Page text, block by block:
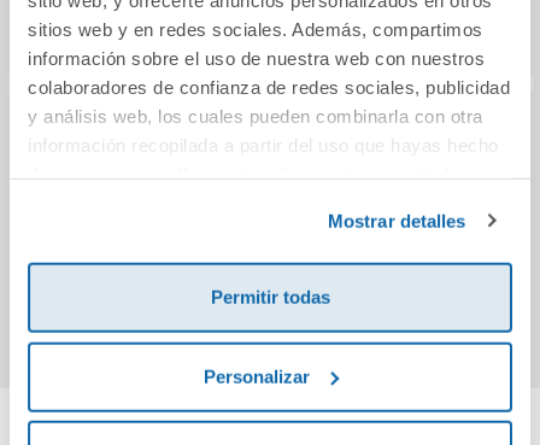
sitios web y en redes sociales. Además, compartimos
información sobre el uso de nuestra web con nuestros
colaboradores de confianza de redes sociales, publicidad
y análisis web, los cuales pueden combinarla con otra
información recopilada a partir del uso que hayas hecho
Mostrar detalles
Permitir todas
Personalizar
La última carta
La trilogía de
Nueva York
Comprar
Las